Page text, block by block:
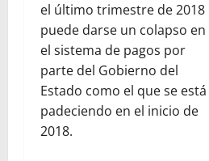
el último trimestre de 2018
puede darse un colapso en
el sistema de pagos por
parte del Gobierno del
Estado como el que se está
padeciendo en el inicio de
2018.